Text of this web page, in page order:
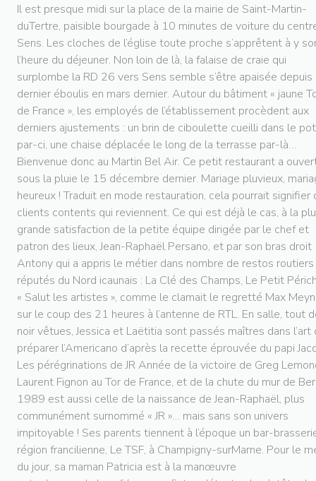
Il est presque midi sur la place de la mairie de Saint-Martin-
duTertre, paisible bourgade à 10 minutes de voiture du
Sens. Les cloches de l’église toute proche s’apprêtent à y
l’heure du déjeuner. Non loin de là, la falaise de craie qui
surplombe la RD 26 vers Sens semble s’être apaisée depuis
dernier éboulis en mars dernier. Autour du bâtiment « jaune
de France », les employés de l’établissement procèdent aux
derniers ajustements : un brin de ciboulette cueilli dans le
par-ci, une chaise déplacée le long de la terrasse par-là…
Bienvenue donc au Martin Bel Air. Ce petit restaurant a
sous la pluie le 15 décembre dernier. Mariage pluvieux,
heureux ! Traduit en mode restauration, cela pourrait
clients contents qui reviennent. Ce qui est déjà le cas, à la
grande satisfaction de la petite équipe dirigée par le chef et
patron des lieux, Jean-Raphaël Persano, et par son bras droit
Antony qui a appris le métier dans nombre de restos routiers
réputés du Nord icaunais : La Clé des Champs, Le Petit
« Salut les artistes », comme le clamait le regretté Max
sur le coup des 21 heures à l’antenne de RTL. En salle, tout
noir vêtues, Jessica et Laëtitia sont passés maîtres dans l’art
préparer l’Americano d’après la recette éprouvée du papi
Les pérégrinations de JR Année de la victoire de Greg
Laurent Fignon au Tor de France, et de la chute du mur de
1989 est aussi celle de la naissance de Jean-Raphaël, plus
communément surnommé « JR »… mais sans son univers
impitoyable ! Ses parents tiennent à l’époque un bar-
région francilienne, Le TSF, à Champigny-surMarne. Pour le
du jour, sa maman Patricia est à la manœuvre